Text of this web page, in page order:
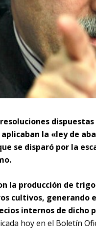
la «ley de
se disparó por la
la producción de
cultivos, generando
internos de dicho
hoy en el Boletín